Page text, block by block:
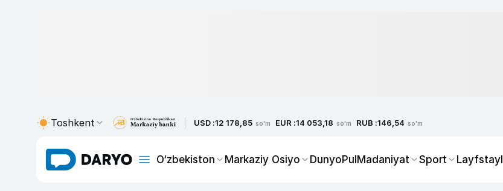
Toshkent USD :12 178,85 so'm EUR :14 053,18 so'm RUB :146,54 so'm
O‘zbekiston Markaziy Osiyo DunyoPulMadaniyat Sport Layfstayl